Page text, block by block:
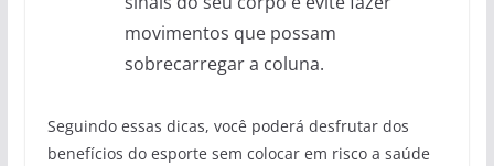
movimentos que possam
sobrecarregar a coluna.
Seguindo essas dicas, você poderá desfrutar dos
benefícios do esporte sem colocar em risco a saúde